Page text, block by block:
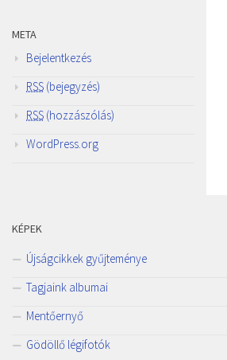
META
Bejelentkezés
RSS (bejegyzés)
RSS (hozzászólás)
WordPress.org
KÉPEK
Újságcikkek gyűjteménye
Tagjaink albumai
Mentőernyő
Gödöllő légifotók